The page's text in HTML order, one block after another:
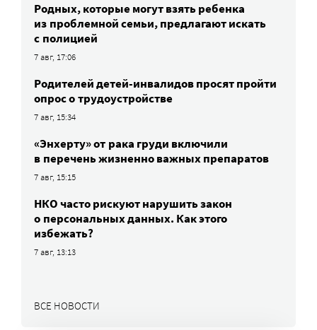
Родных, которые могут взять ребенка
из проблемной семьи, предлагают искать
с полицией
7 авг, 17:06
Родителей детей-инвалидов просят пройти
опрос о трудоустройстве
7 авг, 15:34
«Энхерту» от рака груди включили
в перечень жизненно важных препаратов
7 авг, 15:15
НКО часто рискуют нарушить закон
о персональных данных. Как этого
избежать?
7 авг, 13:13
ВСЕ НОВОСТИ